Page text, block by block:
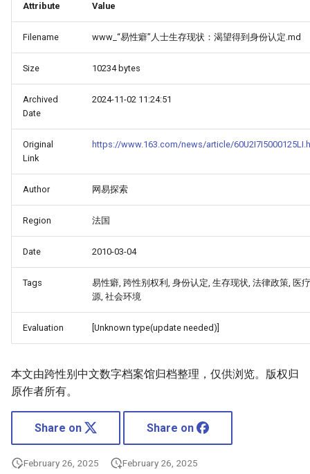
Attribute Value
Filename www_“易性癖”人士生存现状：渴望得到身份认定.md
Size 10234 bytes
Archived
Date
2024-11-02 11:24:51
Original
Link
https://www.163.com/news/article/
Author 网易探索
Region 法国
Date 2010-03-04
Tags
易性癖, 跨性别权利, 身份认定, 生存现状, 法律政策, 医
源, 社会环境
Evaluation [Unknown type(update needed)]
本文由跨性别中文数字档案馆归档整理，仅供浏览。版权归
原作者所有。
Share on Share on
February 26, 2025 February 26, 2025